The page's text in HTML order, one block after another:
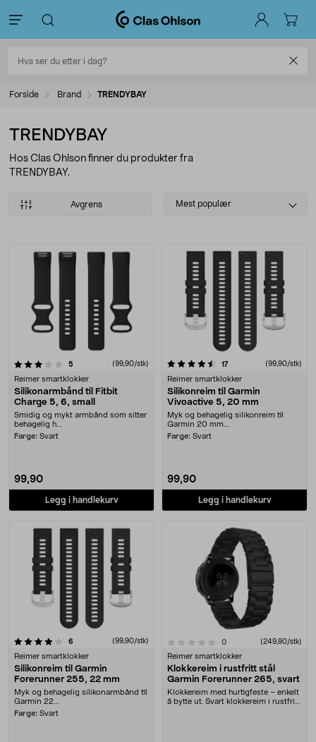
Forside Brand TRENDYBAY
TRENDYBAY
Hos Clas Ohlson finner du produkter fra
TRENDYBAY.
Avgrens
Select
Mest populær
Produkter
5 anmeldelser(99,90/stk)
Reimer smartklokker
Silikonarmbånd til Fitbit
Charge 5, 6, small
Smidig og mykt armbånd som sitter
behagelig h....
Farge: Svart
99,90
Legg i handlekurv
4.5 av 5 stjerner 17anmeldelser(99,90/stk)
Reimer smartklokker
Silikonreim til Garmin
Vivoactive 5, 20 mm
Myk og behagelig silikonreim til
Garmin 20 mm....
Farge: Svart
99,90
Legg i handlekurv
6 anmeldelser(99,90/stk)
Reimer smartklokker
Silikonreim til Garmin
Forerunner 255, 22 mm
Myk og behagelig silikonarmbånd til
Garmin 22....
Farge: Svart
0.0 av 5 stjerner 0anmeldelser(249,90/stk)
Reimer smartklokker
Klokkereim i rustfritt stål
Garmin Forerunner 265, svart
Klokkereim med hurtigfeste – enkelt
å bytte ut. Svart klokkereim i rustfritt